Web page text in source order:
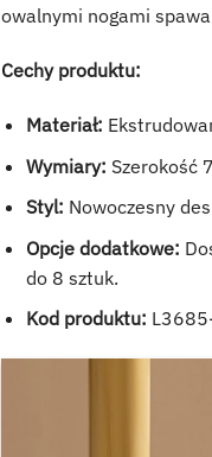
owalnymi nogami
Cechy produktu:
Materiał:
Wymiary: Szerokość
Styl: Nowoczesny
Opcje dodatkowe:
do 8 sztuk.
Kod produktu: